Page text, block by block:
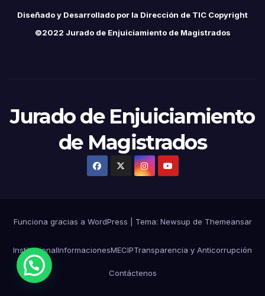
Diseñado y Desarrollado por la Dirección de TIC Copyright
©2022 Jurado de Enjuiciamiento de Magistrados
Jurado de Enjuiciamiento
de Magistrados
Funciona gracias a WordPress Tema: Newsup de Themeansar
InstitucionalInformacionesMECIPTransparencia y Anticorrupción
Contáctenos